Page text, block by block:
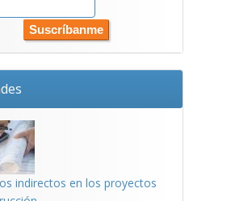
indirectos en los proyectos